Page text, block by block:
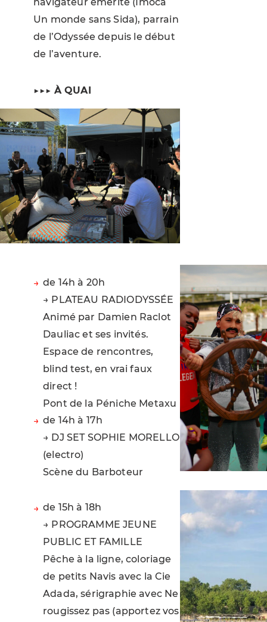
Un monde sans Sida), parrain
de l’Odyssée depuis le début
de l’aventure.
▶▶▶ À QUAI
de 14h à 20h
→ PLATEAU RADIODYSSÉE
Animé par Damien Raclot
Dauliac et ses invités.
Espace de rencontres,
blind test, en vrai faux
direct !
Pont de la Péniche Metaxu
de 14h à 17h
→ DJ SET SOPHIE MORELLO
(electro)
Scène du Barboteur
de 15h à 18h
→ PROGRAMME JEUNE
PUBLIC ET FAMILLE
Pêche à la ligne, coloriage
de petits Navis avec la Cie
Adada, sérigraphie avec Ne
rougissez pas (apportez vos